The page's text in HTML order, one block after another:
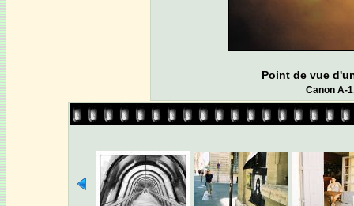
Point de vue
Canon A-